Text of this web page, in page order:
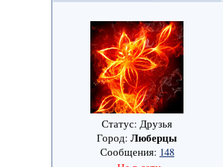
Статус: Друзья
Город:Люберцы
Сообщения: 148